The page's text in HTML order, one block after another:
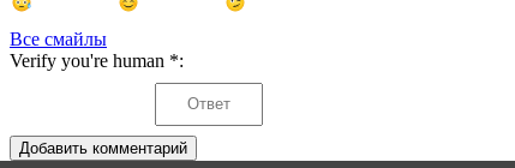
Все смайлы
Verify you're human *:
Добавить комментарий